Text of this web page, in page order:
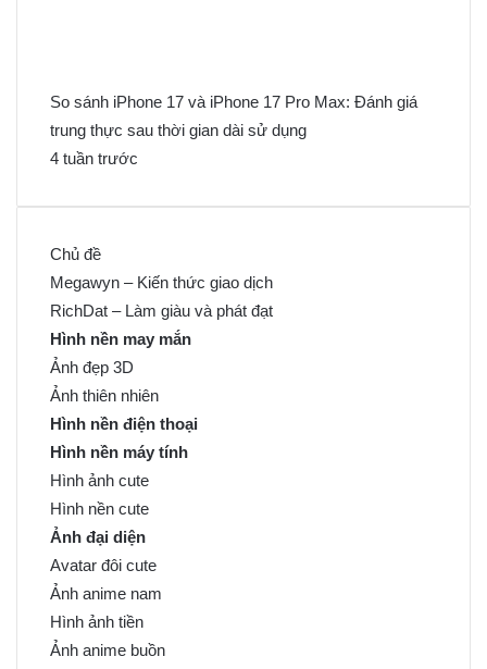
So sánh iPhone 17 và iPhone 17 Pro Max: Đánh giá
trung thực sau thời gian dài sử dụng
4 tuần trước
Chủ đề
Megawyn – Kiến thức giao dịch
RichDat – Làm giàu và phát đạt
Hình nền may mắn
Ảnh đẹp 3D
Ảnh thiên nhiên
Hình nền điện thoại
Hình nền máy tính
Hình ảnh cute
Hình nền cute
Ảnh đại diện
Avatar đôi cute
Ảnh anime nam
Hình ảnh tiền
Ảnh anime buồn